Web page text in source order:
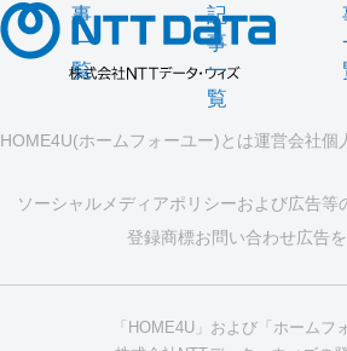
事
一
覧
記
事
一
覧
HOME4U(ホームフォーユー)とは運営会社個
ソーシャルメディアポリシーおよび広告等
登録商標お問い合わせ広告
「HOME4U」および「ホームフ